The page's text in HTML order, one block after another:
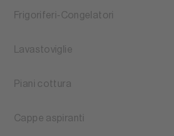
Frigoriferi-Congelatori
Lavastoviglie
Piani cottura
Cappe aspiranti